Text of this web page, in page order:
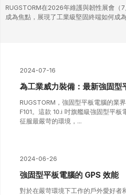
RUGSTORM在2026年維護與韌性展會（
成為焦點，展現了工業級堅固終端如何成
為工業威力裝備：最新強固型
RUGSTORM，強固型平板電腦的業
F101。這款 10.i 吋旗艦級強固型平
征服最嚴苛的環境，...
2024-07-16
強固型平板電腦的 GPS 效能
對於在嚴苛環境下工作的戶外愛好者
2024-06-26